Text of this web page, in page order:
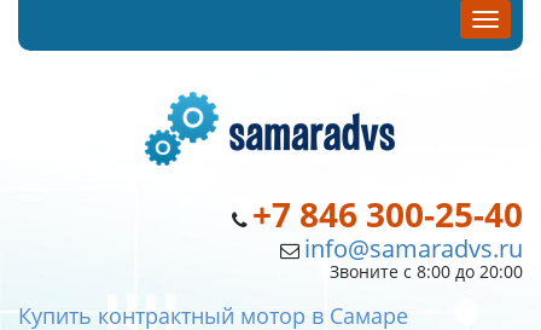
+7 846 300-25-40
info@samaradvs.ru
Звоните с 8:00 до 20:00
Купить контрактный мотор в Самаре